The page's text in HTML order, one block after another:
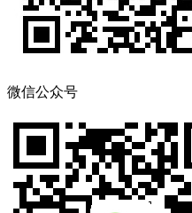
微信公众号